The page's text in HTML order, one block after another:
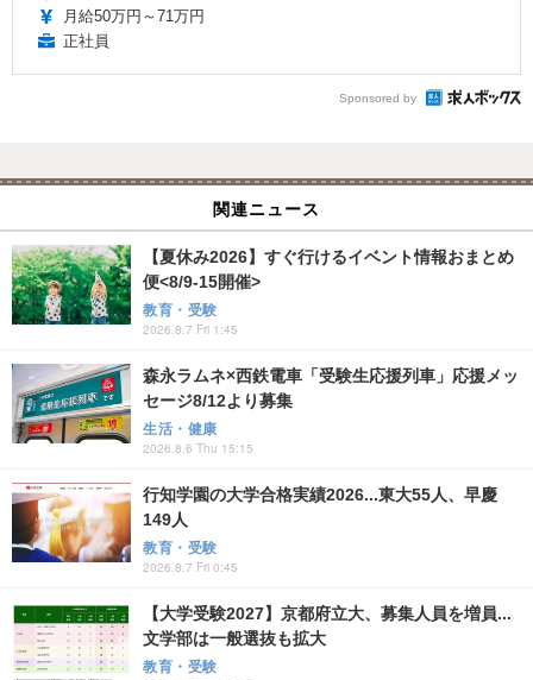
月給50万円～71万円
正社員
Sponsored by
関連ニュース
【夏休み2026】すぐ行けるイベント情報おまとめ
便<8/9-15開催>
教育・受験
2026.8.7 Fri 1:45
森永ラムネ×西鉄電車「受験生応援列車」応援メッ
セージ8/12より募集
生活・健康
2026.8.6 Thu 15:15
行知学園の大学合格実績2026...東大55人、早慶
149人
教育・受験
2026.8.7 Fri 0:45
【大学受験2027】京都府立大、募集人員を増員...
文学部は一般選抜も拡大
教育・受験